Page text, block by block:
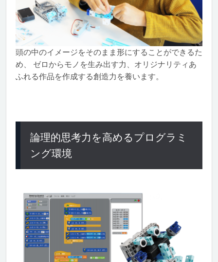
頭の中のイメージをそのまま形にすることができるた
め、 ゼロからモノを生み出す力、オリジナリティあ
ふれる作品を作成する創造力を養います。
論理的思考力を高めるプログラミ
ング環境